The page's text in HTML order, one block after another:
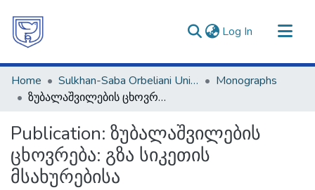
Log In (current)
Communities & Collections
All of DSpace
Home Sulkhan-Saba Orbeliani University
Monographs
ზუბალაშვილების ცხოვრება: გზა სიკეთის მსახურებისა
Publication: ზუბალაშვილების
ცხოვრება: გზა სიკეთის
მსახურებისა